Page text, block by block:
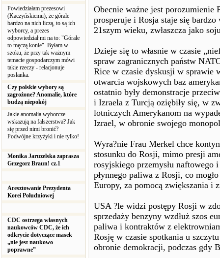
Powiedziałam prezesowi
(Kaczyńskiemu), że górale
bardzo na nich liczą, to są ich
wyborcy, a prezes
odpowiedział mi na to: "Górale
to męczą konie". Byłam w
szoku, że przy tak ważnym
temacie gospodarczym mówi
takie rzeczy - relacjonuje
posłanka.
Czy polskie wybory są
zagrożone? Anomalie, które
budzą niepokój
Jakie anomalia wyborcze
wskazują na fałszerstwa? Jak
się przed nimi bronić?
Podwójne krzyżyki i nie tylko!
Monika Jaruzelska zaprasza
Grzegorz Braun! cz.1
Aresztowanie Prezydenta
Korei Południowej
CDC ostrzega własnych
naukowców CDC, że ich
odkrycie dotyczące masek
„nie jest naukowo
poprawne”
Obecnie ważne jest
prosperuje i Rosja staje się
21szym wieku, zwłaszcza jako
Dzieje się to własnie w czasie
spraw zagranicznych państw
Rice w czasie dyskusji w sprawie
otwarcia wojskowych baz
ostatnio były demonstracje
i Izraela z Turcją oziębiły się, w
lotniczych Amerykanom na
Izrael, w obronie swojego
Wyra?nie Frau Merkel chce
stosunku do Rosji, mimo presji
rosyjskiego przemysłu naftowego
płynnego paliwa z Rosji, co
Europy, za pomocą zwiększania i
USA ?le widzi postępy Rosji w
sprzedaży benzyny wzdłuż szos
paliwa i kontraktów z
Rosję w czasie spotkania u
obronie demokracji, podczas gdy